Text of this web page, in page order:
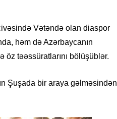
Vətəndə olan diaspor
həm də Azərbaycanın
öz təəssüratlarını bölüşüblər.
Şuşada bir araya gəlməsindən